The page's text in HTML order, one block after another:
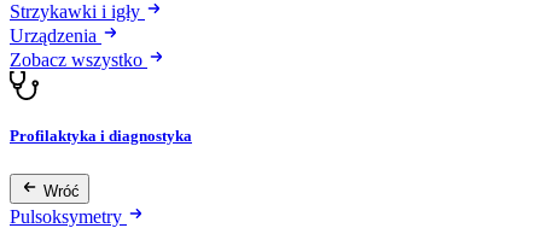
Strzykawki i igły
Urządzenia
Zobacz wszystko
Profilaktyka i diagnostyka
Wróć
Pulsoksymetry